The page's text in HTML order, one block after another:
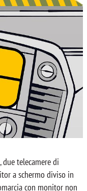
telecamere di
a schermo diviso in
con monitor non